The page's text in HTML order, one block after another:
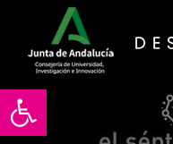
Abrir barra de herramientas